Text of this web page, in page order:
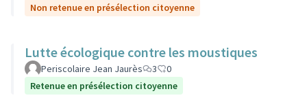
Non retenue en présélection citoyenne
Lutte écologique contre les moustiques
Periscolaire Jean Jaurès 3
0
Retenue en présélection citoyenne